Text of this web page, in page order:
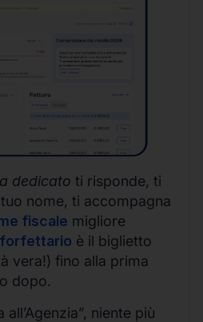
dedicato ti risponde, ti
nome, ti accompagna
fiscale migliore
forfettario è il biglietto
vera!) fino alla prima
dopo.
niente più